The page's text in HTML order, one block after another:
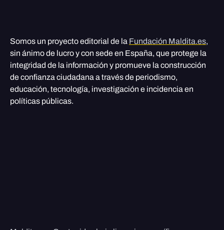
Somos un proyecto editorial de la Fundación Maldita.es,
sin ánimo de lucro y con sede en España, que protege la
integridad de la información y promueve la construcción
de confianza ciudadana a través de periodismo,
educación, tecnología, investigación e incidencia en
políticas públicas.